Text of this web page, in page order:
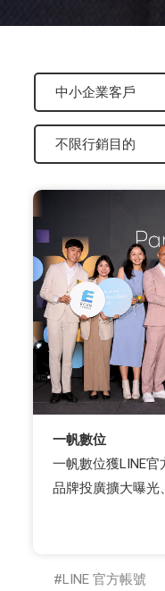
一帆數位
一帆數位獲LINE
品牌投廣擴大曝光
LINE 官方帳號